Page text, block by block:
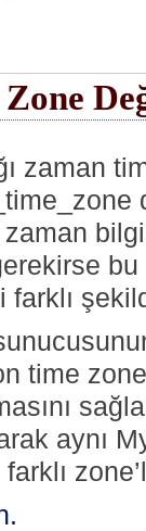
zaman
time
aynı